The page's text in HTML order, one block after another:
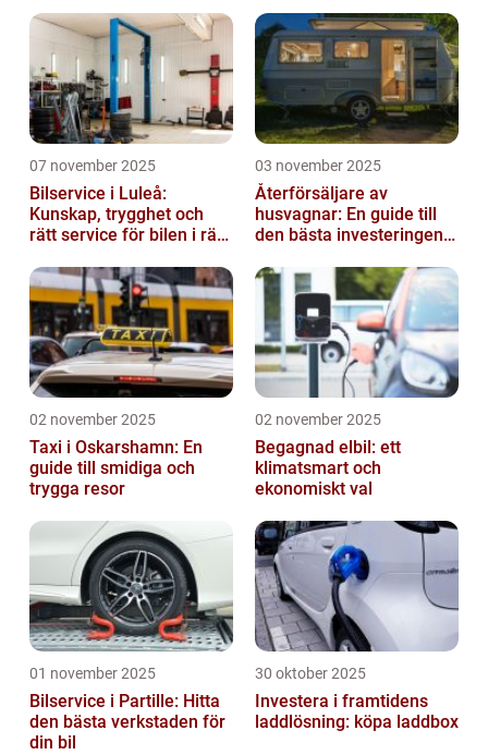
07 november 2025
Bilservice i Luleå:
Kunskap, trygghet och
rätt service för bilen i rätt
03 november 2025
Återförsäljare av
husvagnar: En guide till
den bästa investeringen
02 november 2025
Taxi i Oskarshamn: En
guide till smidiga och
trygga resor
02 november 2025
Begagnad elbil: ett
klimatsmart och
ekonomiskt val
01 november 2025
Bilservice i Partille: Hitta
den bästa verkstaden för
din bil
30 oktober 2025
Investera i framtidens
laddlösning: köpa laddbox